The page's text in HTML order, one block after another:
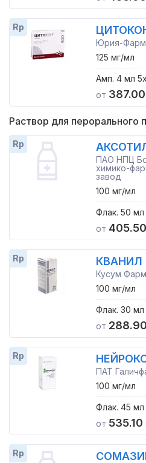
Rp
Юрия-Фарм
125 мг/мл
Амп. 4 мл
от 387.00
Раствор для перорального
Rp
ПАО НПЦ
химико-
завод
100 мг/мл
Флак. 50 мл
от 405.50
Rp КВАНИЛ
Кусум Фарм
100 мг/мл
Флак. 30 мл
от 288.90
Rp
ПАТ
100 мг/мл
Флак. 45 мл
от 535.10
Rp